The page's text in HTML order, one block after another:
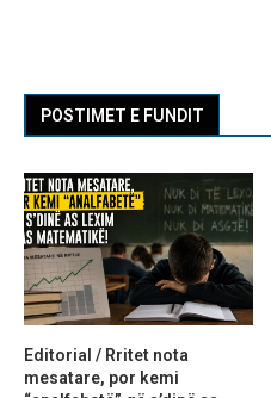
POSTIMET E FUNDIT
Editorial / Rritet nota
mesatare, por kemi